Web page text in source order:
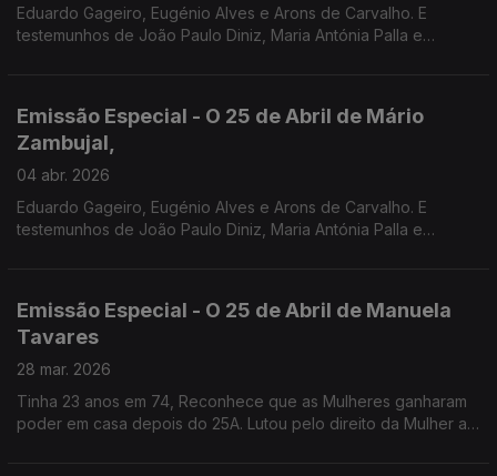
Eduardo Gageiro, Eugénio Alves e Arons de Carvalho. E
testemunhos de João Paulo Diniz, Maria Antónia Palla e
Emissão Especial - O 25 de Abril de Mário
Zambujal,
04 abr. 2026
Eduardo Gageiro, Eugénio Alves e Arons de Carvalho. E
testemunhos de João Paulo Diniz, Maria Antónia Palla e
Emissão Especial - O 25 de Abril de Manuela
Tavares
28 mar. 2026
Tinha 23 anos em 74, Reconhece que as Mulheres ganharam
poder em casa depois do 25A. Lutou pelo direito da Mulher ao